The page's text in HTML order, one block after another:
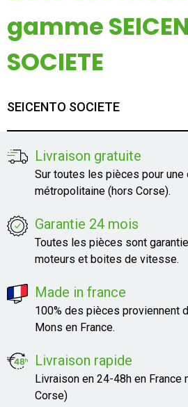
gamme
SOCIETE
SEICENTO SOCIETE
Livraison gratuite
Sur toutes les pièces pour une
métropolitaine (hors Corse).
Garantie 24 mois
Toutes les pièces sont
moteurs et boites de vitesse.
Made in france
100% des pièces proviennent
Mons en France.
Livraison rapide
Livraison en 24-48h en France
Corse)